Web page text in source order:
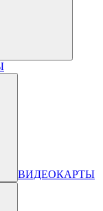
ВИДЕОКАРТЫ